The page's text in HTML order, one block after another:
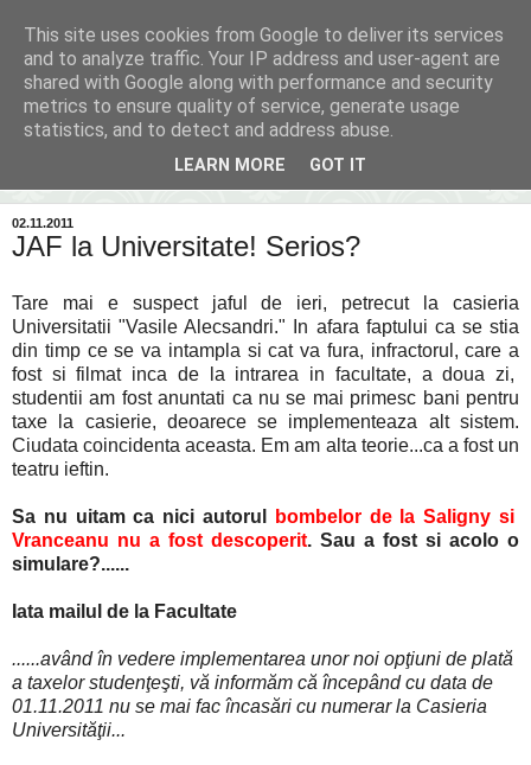
Inima Bacăului
Din inima Bacăului...spre inima ta...
02.11.2011
JAF la Universitate! Serios?
Tare mai e suspect jaful de ieri, petrecut la casieria
Universitatii "Vasile Alecsandri." In afara faptului ca se stia
din timp ce se va intampla si cat va fura, infractorul, care a
fost si filmat inca de la intrarea in facultate, a doua zi,
studentii am fost anuntati ca nu se mai primesc bani pentru
taxe la casierie, deoarece se implementeaza alt sistem.
Ciudata coincidenta aceasta. Em am alta teorie...ca a fost un
teatru ieftin.
Sa nu uitam ca nici autorul
bombelor de la Saligny si
Vranceanu nu a fost descoperit. Sau a fost si acolo o
simulare?......
Iata mailul de la Facultate
......având în vedere implementarea unor noi opţiuni de plată
a taxelor studenţeşti, vă informăm că începând cu data de
01.11.2011 nu se mai fac încasări cu numerar la Casieria
Universităţii...
This site uses cookies from Google to deliver its services
and to analyze traffic. Your IP address and user-agent are
shared with Google along with performance and security
metrics to ensure quality of service, generate usage
statistics, and to detect and address abuse.
LEARN MORE GOT IT